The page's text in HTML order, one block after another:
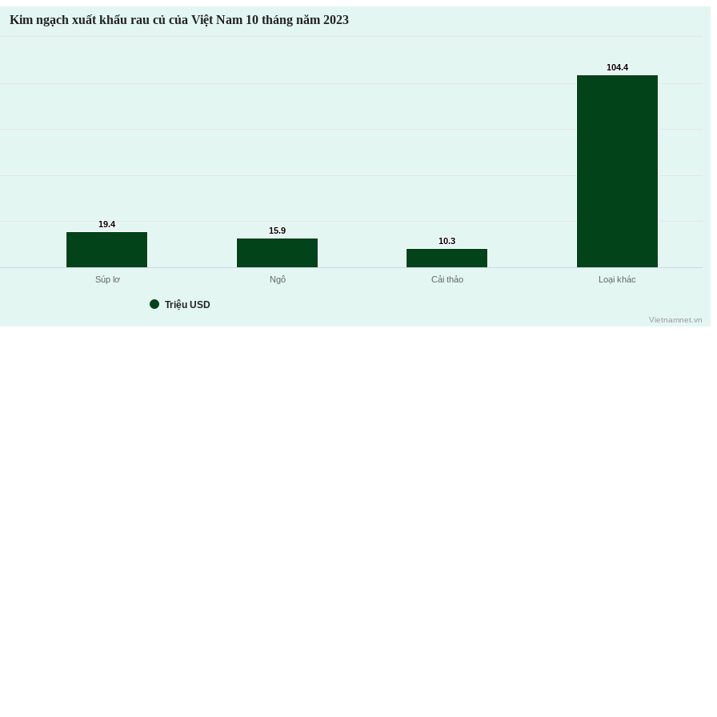
Kim ngạch xuất khẩu rau củ của Việt Nam 10 tháng năm 2023
19.4
19.4
15.9
15.9
10.3
10.3
104.4
104.4
Triệu USD
Súp lơ Ngô Cải thảo Loại khác
Vietnamnet.vn